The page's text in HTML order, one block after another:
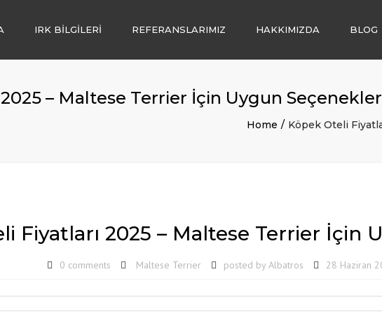
IRK BİLGİLERİ
KÖPEK OTELİ
KÖPEK EĞİTİMİ
REFERANSLARIMIZ HAKKIMIZDA BLOG
– Maltese Terrier İçin Uygun Seçenekler
Home Köpek Oteli
Fiyatları 2025 – Maltese Terrier İçin
0 comments Maltese Terrier posted by Albatros 28 Haziran